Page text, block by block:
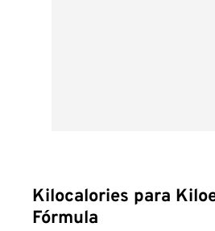
Kilocalories para
Fórmula